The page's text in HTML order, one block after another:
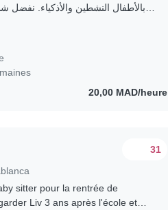
بالأطفال النشطين والأذكياء.
20,00 MAD/heure
31
sitter pour la rentrée de
Liv 3 ans après l'école et